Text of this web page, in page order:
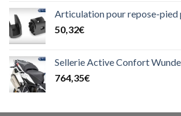
Articulation pour repose-pied
50,32€
Sellerie Active Confort
764,35€